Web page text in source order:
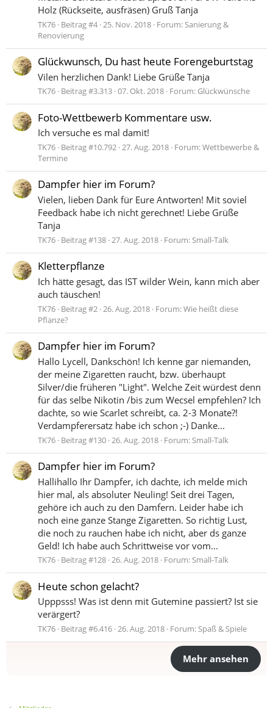
Holz (Rückseite, ausfräsen) Gruß Tanja
TK76 Beitrag #4 25. Nov. 2018 Forum: Sanierung &
Renovierung
Glückwunsch, Du hast heute Forengeburtstag
Vilen herzlichen Dank! Liebe Grüße Tanja
TK76 Beitrag #3.313 07. Okt. 2018 Forum: Glückwünsche
Foto-Wettbewerb Kommentare usw.
Ich versuche es mal damit!
TK76 Beitrag #10.792 27. Aug. 2018 Forum:Wettbewerbe &
Termine
Dampfer hier im Forum?
Vielen, lieben Dank für Eure Antworten! Mit soviel
Feedback habe ich nicht gerechnet! Liebe Grüße
Tanja
TK76 Beitrag #138 27. Aug. 2018 Forum:Small-Talk
Kletterpflanze
Ich hätte gesagt, das IST wilder Wein, kann mich aber
auch täuschen!
TK76 Beitrag #2 26. Aug. 2018 Forum:Wie heißt diese
Pflanze?
Dampfer hier im Forum?
Hallo Lycell, Dankschön! Ich kenne gar niemanden,
der meine Zigaretten raucht, bzw. überhaupt
Silver/die früheren "Light". Welche Zeit würdest denn
für das selbe Nikotin /bis zum Wecsel empfehlen? Ich
dachte, so wie Scarlet schreibt, ca. 2-3 Monate?!
Verdampferersatz habe ich schon ;-) Danke...
TK76 Beitrag #130 26. Aug. 2018 Forum: Small-Talk
Dampfer hier im Forum?
Hallihallo Ihr Dampfer, ich dachte, ich melde mich
hier mal, als absoluter Neuling! Seit drei Tagen,
gehöre ich auch zu den Damfern. Leider habe ich
noch eine ganze Stange Zigaretten. So richtig Lust,
die noch zu rauchen habe ich nicht, aber ds ganze
Geld! Ich habe auch Schrittweise vor vom...
TK76 Beitrag #128 26. Aug. 2018 Forum:Small-Talk
Heute schon gelacht?
Upppsss! Was ist denn mit Gutemine passiert? Ist sie
verärgert?
TK76 Beitrag #6.416 26. Aug. 2018 Forum:Spaß & Spiele
Mehr ansehen